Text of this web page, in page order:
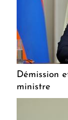
Démission
ministre